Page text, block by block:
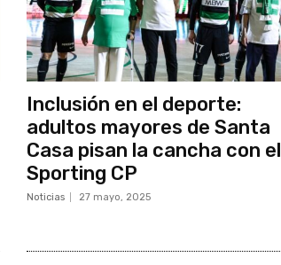
Inclusión en el deporte:
adultos mayores de Santa
Casa pisan la cancha con el
Sporting CP
Noticias 27 mayo, 2025